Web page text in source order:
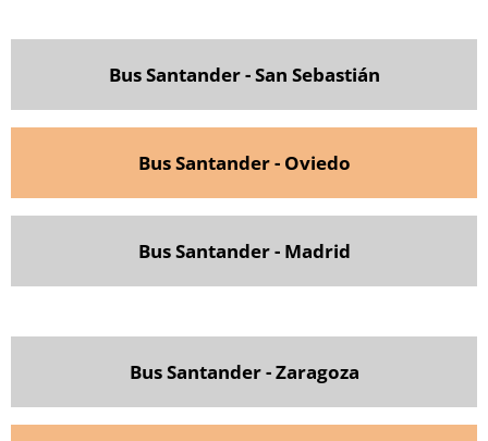
Bus Santander - San Sebastián
Bus Santander - Oviedo
Bus Santander - Madrid
Bus Santander - Zaragoza